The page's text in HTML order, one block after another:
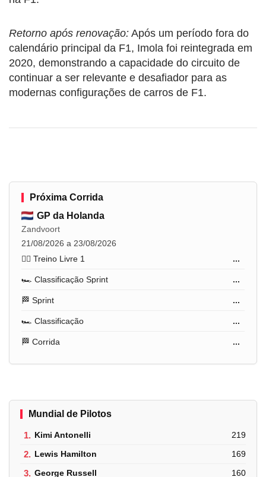
Retorno após renovação: Após um período fora do
calendário principal da F1, Imola foi reintegrada em
2020, demonstrando a capacidade do circuito de
continuar a ser relevante e desafiador para as
modernas configurações de carros de F1.
Próxima Corrida
GP da Holanda
Zandvoort
21/08/2026 a 23/08/2026
🏋️‍♂️ Treino Livre 1
...
🏎️ Classificação Sprint ...
🏁 Sprint ...
🏎️ Classificação ...
🏁 Corrida ...
Mundial de Pilotos
1. Kimi Antonelli 219
2. Lewis Hamilton 169
3. George Russell 160